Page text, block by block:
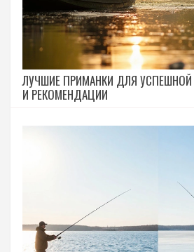
ЛУЧШИЕ ПРИМАНКИ ДЛЯ
И РЕКОМЕНДАЦИИ